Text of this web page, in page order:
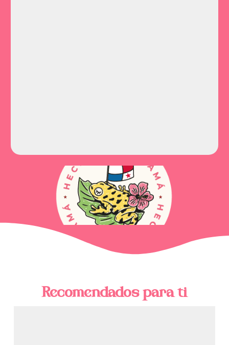
Recomendados para ti